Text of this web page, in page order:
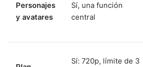
Personajes
y avatares
Sí, una función
central
Sí: 720p, límite de 3